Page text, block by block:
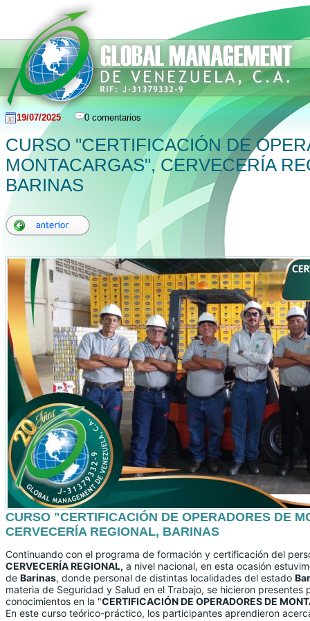
19/07/2025 0 comentarios
CURSO "CERTIFICACIÓN DE
MONTACARGAS", CERVECERÍA
BARINAS
CURSO "CERTIFICACIÓN DE OPERADORES DE
CERVECERÍA REGIONAL, BARINAS
Continuando con el programa de formación y certificación del
CERVECERÍA REGIONAL, a nivel nacional, en esta ocasión
de Barinas, donde personal de distintas localidades del estado
materia de Seguridad y Salud en el Trabajo, se hicieron presentes
conocimientos en la "CERTIFICACIÓN DE OPERADORES DE
En este curso teórico-práctico, los participantes aprendieron